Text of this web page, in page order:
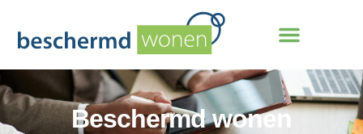
Beschermd wonen